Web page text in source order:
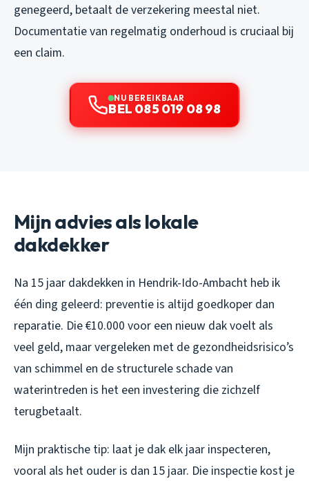
genegeerd, betaalt de verzekering meestal niet.
Documentatie van regelmatig onderhoud is cruciaal bij
een claim.
NU BEREIKBAAR
BEL 085 019 08 98
Mijn advies als lokale
dakdekker
Na 15 jaar dakdekken in Hendrik-Ido-Ambacht heb ik
één ding geleerd: preventie is altijd goedkoper dan
reparatie. Die €10.000 voor een nieuw dak voelt als
veel geld, maar vergeleken met de gezondheidsrisico’s
van schimmel en de structurele schade van
waterintreden is het een investering die zichzelf
terugbetaalt.
Mijn praktische tip: laat je dak elk jaar inspecteren,
vooral als het ouder is dan 15 jaar. Die inspectie kost je